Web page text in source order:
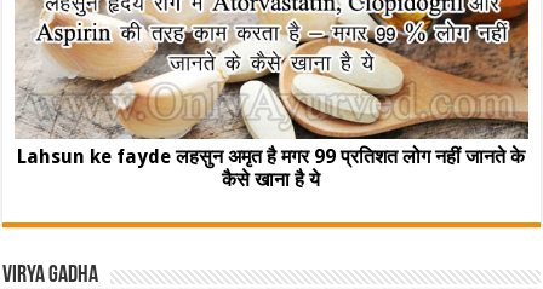
Lahsun ke fayde लहसुन अमृत है मगर 99 प्रतिशत लोग नहीं जानते के
कैसे खाना है ये
Virya Gadha